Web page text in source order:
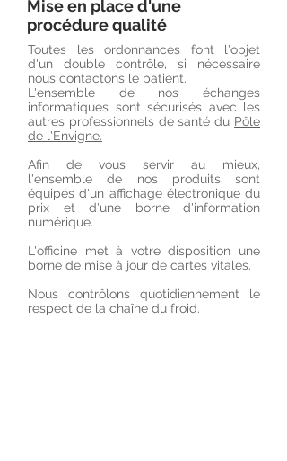
Mise en place d'une
procédure qualité
Toutes les ordonnances font l'objet
d'un double contrôle, si nécessaire
nous contactons le patient.
L'ensemble de nos échanges
informatiques sont sécurisés avec les
autres professionnels de santé du Pôle
de l'Envigne.
Afin de vous servir au mieux,
l'ensemble de nos produits sont
équipés d'un affichage électronique du
prix et d'une borne d'information
numérique.
L'officine met à votre disposition une
borne de mise à jour de cartes vitales.
Nous contrôlons quotidiennement le
respect de la chaîne du froid.